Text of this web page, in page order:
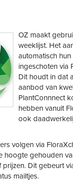
OZ maakt
weeklijst. Het
automatisch hun
ingeschoten via
Dit houdt in dat
aanbod van
PlantConnnect
hebben vanuit
ook
volgen via
hoogte gehouden
prijzen. Dit gebeurt
mailtjes.